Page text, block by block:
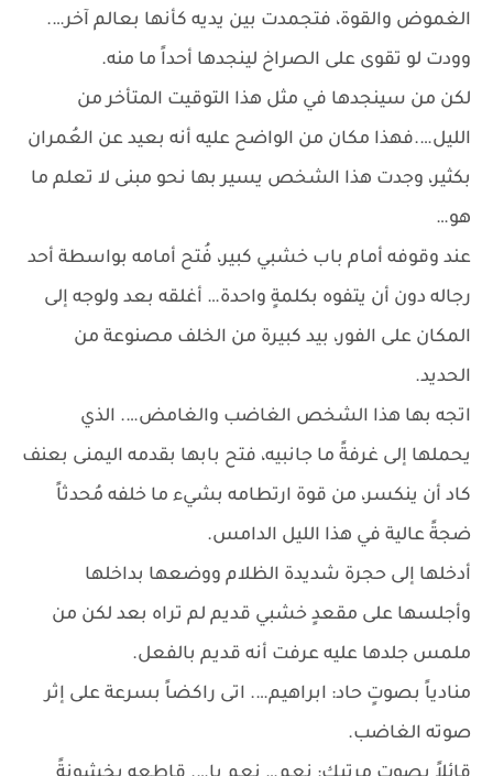
الغموض والقوة، فتجمدت بين يديه كأنها بعالم آخر….
وودت لو تقوى على الصراخ لينجدها أحداً ما منه.
لكن من سينجدها في مثل هذا التوقيت المتأخر من
الليل….فهذا مكان من الواضح عليه أنه بعيد عن العُمران
بكثير، وجدت هذا الشخص يسير بها نحو مبنى لا تعلم ما
هو…
عند وقوفه أمام باب خشبي كبير، فُتح أمامه بواسطة أحد
رجاله دون أن يتفوه بكلمةٍ واحدة… أغلقه بعد ولوجه إلى
المكان على الفور، بيد كبيرة من الخلف مصنوعة من
الحديد.
اتجه بها هذا الشخص الغاضب والغامض…. الذي
يحملها إلى غرفةً ما جانبيه، فتح بابها بقدمه اليمنى بعنف
كاد أن ينكسر، من قوة ارتطامه بشيء ما خلفه مُحدثاً
ضجةً عالية في هذا الليل الدامس.
أدخلها إلى حجرة شديدة الظلام ووضعها بداخلها
وأجلسها على مقعدٍ خشبي قديم لم تراه بعد لكن من
ملمس جلدها عليه عرفت أنه قديم بالفعل.
منادياً بصوتٍ حاد: ابراهيم…. اتى راكضاً بسرعة على إثر
صوته الغاضب.